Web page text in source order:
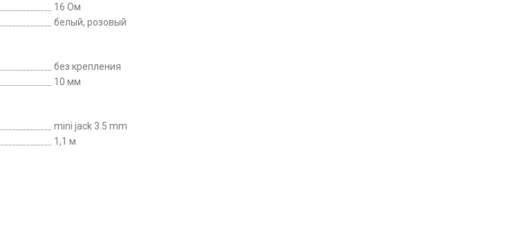
16 Ом
белый, розовый
без крепления
10 мм
mini jack 3.5 mm
1,1 м